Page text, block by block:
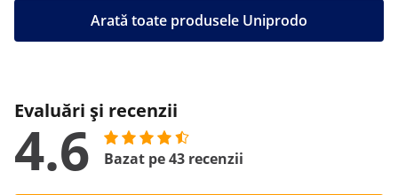
Arată toate produsele Uniprodo
Evaluări și recenzii
4.6 Bazat pe 43 recenzii